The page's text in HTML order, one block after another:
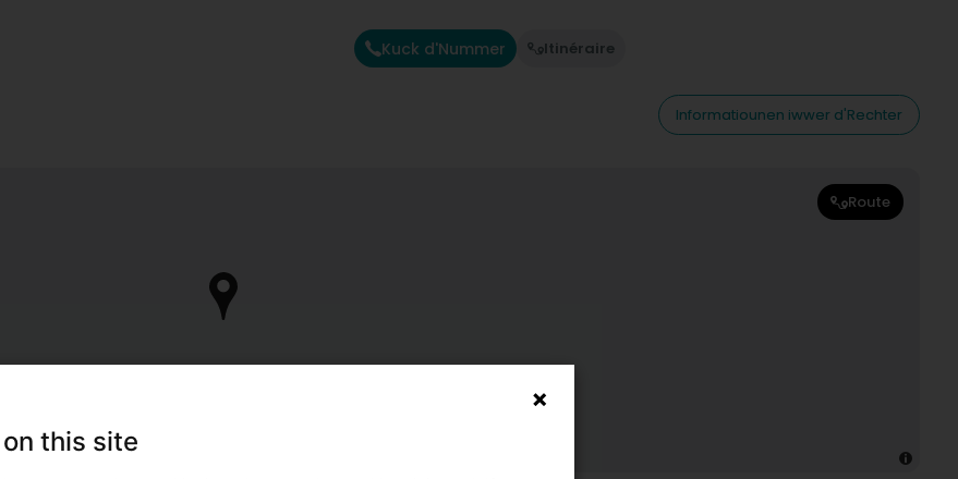
Kuck d'Nummer Itinéraire
Informatiounen iwwer d'Rechter
Route
this site